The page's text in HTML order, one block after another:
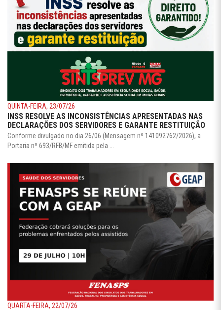
QUINTA-FEIRA, 23/07/26
INSS RESOLVE AS INCONSISTÊNCIAS APRESENTADAS NAS
DECLARAÇÕES DOS SERVIDORES E GARANTE RESTITUIÇÃO
Conforme divulgado no dia 26/06 (Mensagem nº 141092762/2026), a
Portaria nº 693/RFB/MF emitida pela ...
QUARTA-FEIRA, 22/07/26